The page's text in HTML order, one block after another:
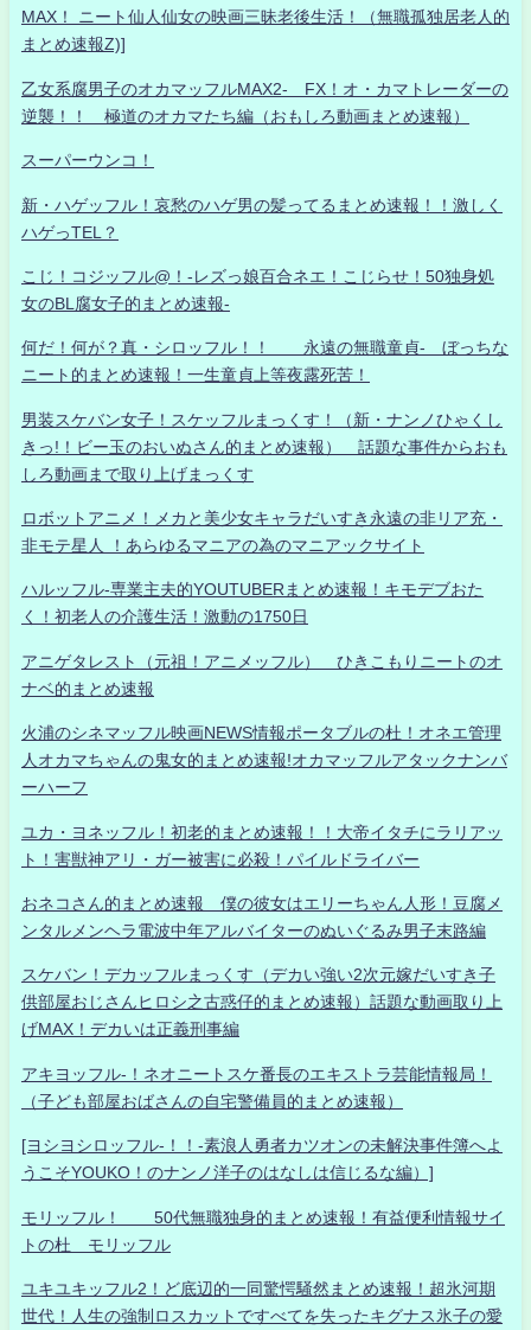
MAX！ ニート仙人仙女の映画三昧老後生活！（無職孤独居老人的
まとめ速報Z)]
乙女系腐男子のオカマッフルMAX2- FX！オ・カマトレーダーの
逆襲！！ 極道のオカマたち編（おもしろ動画まとめ速報）
スーパーウンコ！
新・ハゲッフル！哀愁のハゲ男の髪ってるまとめ速報！！激しく
ハゲっTEL？
こじ！コジッフル@！-レズっ娘百合ネエ！こじらせ！50独身処
女のBL腐女子的まとめ速報-
何だ！何が？真・シロッフル！！ 永遠の無職童貞- ぼっちな
ニート的まとめ速報！一生童貞上等夜露死苦！
男装スケバン女子！スケッフルまっくす！（新・ナンノひゃくし
きっ!！ビー玉のおいぬさん的まとめ速報） 話題な事件からおも
しろ動画まで取り上げまっくす
ロボットアニメ！メカと美少女キャラだいすき永遠の非リア充・
非モテ星人 ！あらゆるマニアの為のマニアックサイト
ハルッフル-専業主夫的YOUTUBERまとめ速報！キモデブおた
く！初老人の介護生活！激動の1750日
アニゲタレスト（元祖！アニメッフル） ひきこもりニートのオ
ナベ的まとめ速報
火浦のシネマッフル映画NEWS情報ポータブルの杜！オネエ管理
人オカマちゃんの鬼女的まとめ速報!オカマッフルアタックナンバ
ーハーフ
ユカ・ヨネッフル！初老的まとめ速報！！大帝イタチにラリアッ
ト！害獣神アリ・ガー被害に必殺！パイルドライバー
おネコさん的まとめ速報 僕の彼女はエリーちゃん人形！豆腐メ
ンタルメンヘラ電波中年アルバイターのぬいぐるみ男子末路編
スケバン！デカッフルまっくす（デカい強い2次元嫁だいすき子
供部屋おじさんヒロシ之古惑仔的まとめ速報）話題な動画取り上
げMAX！デカいは正義刑事編
アキヨッフル-！ネオニートスケ番長のエキストラ芸能情報局！
（子ども部屋おばさんの自宅警備員的まとめ速報）
[ヨシヨシロッフル-！！-素浪人勇者カツオンの未解決事件簿へよ
うこそYOUKO！のナンノ洋子のはなしは信じるな編）]
モリッフル！ 50代無職独身的まとめ速報！有益便利情報サイ
トの杜 モリッフル
ユキユキッフル2！ど底辺的一同驚愕騒然まとめ速報！超氷河期
世代！人生の強制ロスカットですべてを失ったキグナス氷子の愛